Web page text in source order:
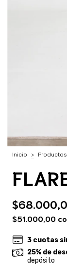
Inicio > Productos
$51.000,00
3 cuotas
25% de
depósito